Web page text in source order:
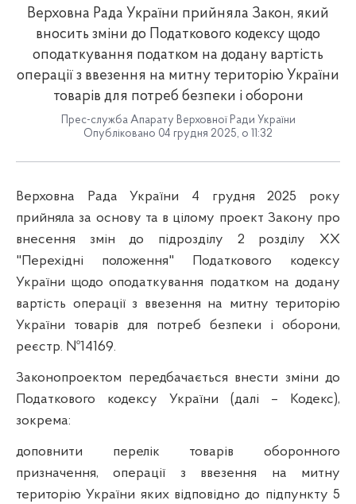
Верховна Рада України прийняла Закон, який
вносить зміни до Податкового кодексу щодо
оподаткування податком на додану вартість
операції з ввезення на митну територію України
товарів для потреб безпеки і оборони
Прес-служба Апарату Верховної Ради України
Опубліковано 04 грудня 2025, о 11:32
Верховна Рада України 4 грудня 2025 року
прийняла за основу та в цілому проект Закону про
внесення змін до підрозділу 2 розділу XX
"Перехідні положення" Податкового кодексу
України щодо оподаткування податком на додану
вартість операції з ввезення на митну територію
України товарів для потреб безпеки і оборони,
реєстр. №14169.
Законопроектом передбачається внести зміни до
Податкового кодексу України (далі – Кодекс),
зокрема:
доповнити перелік товарів оборонного
призначення, операції з ввезення на митну
територію України яких відповідно до підпункту 5